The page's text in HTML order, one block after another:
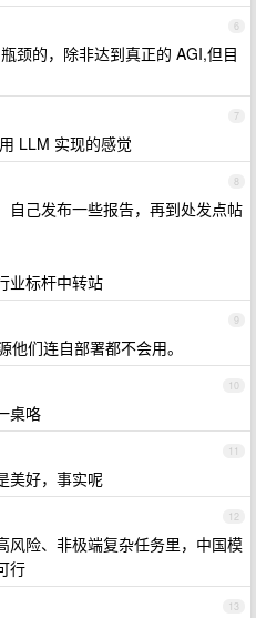
6
颈的，除非达到真正的 AGI,但目
7
LLM 实现的感觉
8
自己发布一些报告，再到处发点帖
业标杆中转站
9
他们连自部署都不会用。
10
桌咯
11
美好，事实呢
12
风险、非极端复杂任务里，中国模
行
13